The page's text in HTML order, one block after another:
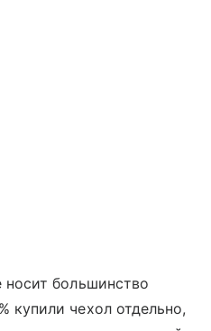
большинство
купили чехол отдельно,